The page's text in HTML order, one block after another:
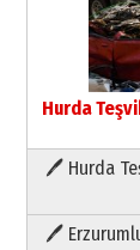
Hurda
🖊 Hurda
🖊
Paranın
03 Ağustos